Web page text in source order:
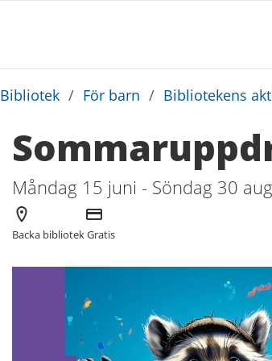
Bibliotek / För barn / Bibliotekens
Måndag 15 juni - Söndag 30
Arrangör
Backa bibliotek
Kostnad
Gratis